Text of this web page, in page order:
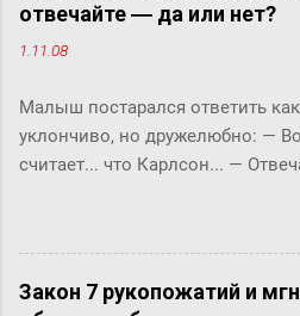
отвечайте ― да или нет?
1.11.08
Малыш постарался ответить
уклончиво, но дружелюбно: ―
считает... что Карлсон... ―
Карлсон должен у нас
хотела... ― снова попытался
Малыш, но фрекен Бок
Я сказала, отвечай ― да или
Закон 7 рукопожатий и